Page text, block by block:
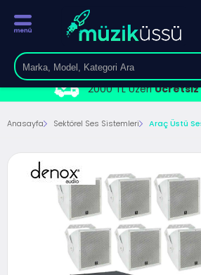
2000 TL ÜzeriÜcretsiz
Anasayfa Sektörel Ses Sistemleri Araç Üstü